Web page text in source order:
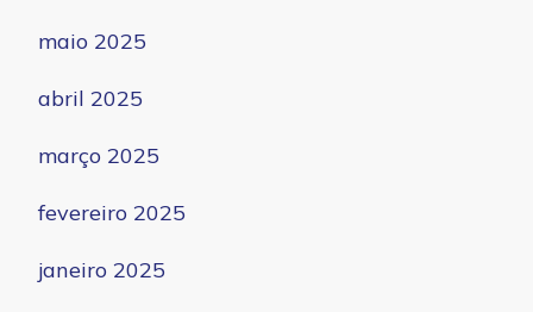
maio 2025
abril 2025
março 2025
fevereiro 2025
janeiro 2025